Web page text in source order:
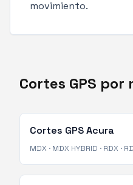
movimiento.
Cortes GPS
Cortes GPSAcura
MDX · MDX HYBRID · RDX ·